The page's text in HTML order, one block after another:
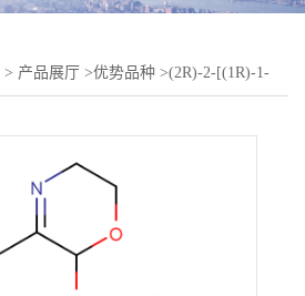
> 产品展厅 >优势品种 >(2R)-2-[(1R)-1-